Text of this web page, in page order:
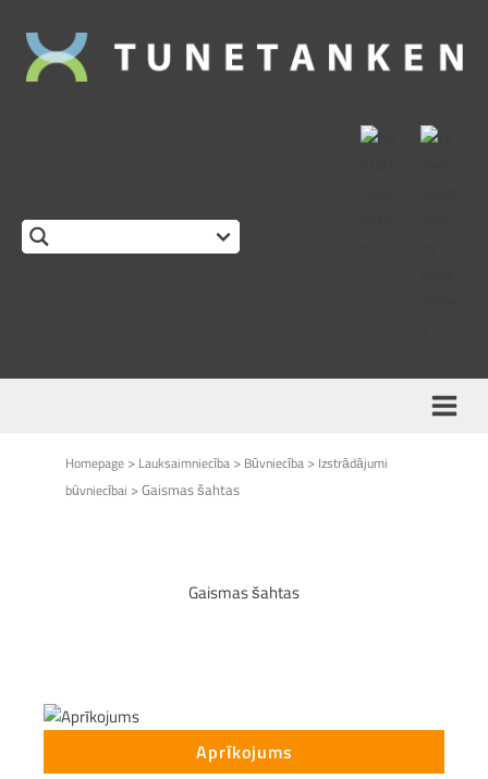
Homepage > Lauksaimniecība > Būvniecība > Izstrādājumi
būvniecībai >Gaismas šahtas
Gaismas šahtas
Aprīkojums
This form is temporarily unavailable.